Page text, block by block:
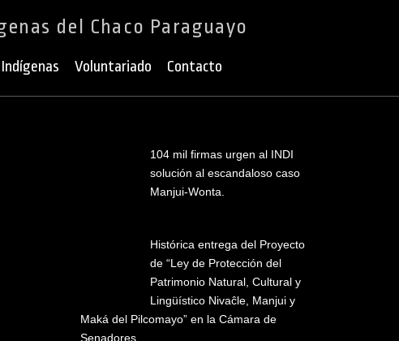
del Chaco Paraguayo
Voluntariado Contacto
104 mil firmas urgen al INDI
solución al escandaloso caso
Manjui-Wonta.
Histórica entrega del Proyecto
de “Ley de Protección del
Patrimonio Natural, Cultural y
Lingüístico Nivaĉle, Manjui y
Maká del Pilcomayo” en la Cámara de
Senadores